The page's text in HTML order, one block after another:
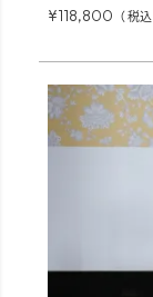
¥118,800 税込